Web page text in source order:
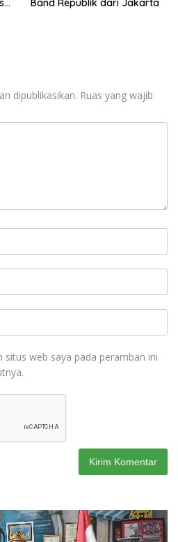
Band Republik dari Jakarta
dipublikasikan. Ruas yang wajib
situs web saya pada peramban ini